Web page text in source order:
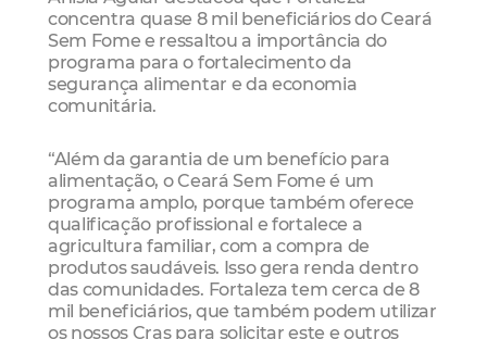
concentra quase 8 mil beneficiários do Ceará
Sem Fome e ressaltou a importância do
programa para o fortalecimento da
segurança alimentar e da economia
comunitária.
“Além da garantia de um benefício para
alimentação, o Ceará Sem Fome é um
programa amplo, porque também oferece
qualificação profissional e fortalece a
agricultura familiar, com a compra de
produtos saudáveis. Isso gera renda dentro
das comunidades. Fortaleza tem cerca de 8
mil beneficiários, que também podem utilizar
os nossos Cras para solicitar este e outros